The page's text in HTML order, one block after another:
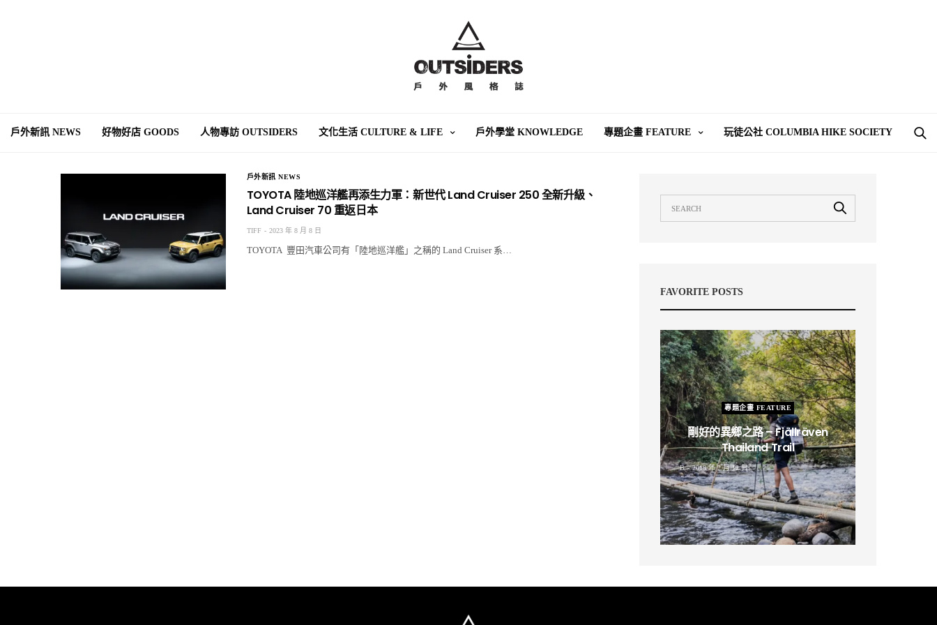
戶外新訊 NEWS 好物好店 GOODS 人物專訪 OUTSIDERS 文化生活 CULTURE & LIFE 戶外學堂 KNOWLEDGE 專題企畫 FEATURE 玩徒公社 COLUMBIA HIKE SOCIETY
戶外新訊 NEWS
TOYOTA 陸地巡洋艦再添生力軍：新世代 Land Cruiser 250 全新升級、
Land Cruiser 70 重返日本
TIFF 2023 年 8 月 8 日
TOYOTA 豐田汽車公司有「陸地巡洋艦」之稱的 Land Cruiser 系…
FAVORITE POSTS
專題企畫 FEATURE
剛好的異鄉之路 – Fjällräven
Thailand Trail
B 2019 年 2 月 12 日